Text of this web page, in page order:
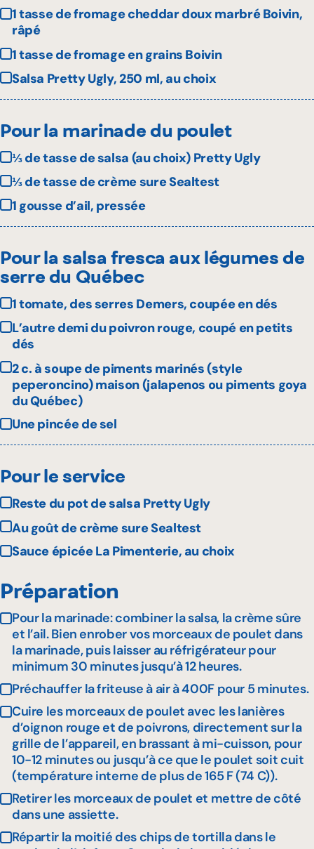
1 tasse de fromage cheddar doux marbré Boivin,
râpé
1 tasse de fromage en grains Boivin
Salsa Pretty Ugly, 250 ml, au choix
Pour la marinade du poulet
⅓ de tasse de salsa (au choix) Pretty Ugly
⅓ de tasse de crème sure Sealtest
1 gousse d’ail, pressée
Pour la salsa fresca aux légumes de
serre du Québec
1 tomate, des serres Demers, coupée en dés
L’autre demi du poivron rouge, coupé en petits
dés
2 c. à soupe de piments marinés (style
peperoncino) maison (jalapenos ou piments goya
du Québec)
Une pincée de sel
Pour le service
Reste du pot de salsa Pretty Ugly
Au goût de crème sure Sealtest
Sauce épicée La Pimenterie, au choix
Préparation
Pour la marinade: combiner la salsa, la crème sûre
et l’ail. Bien enrober vos morceaux de poulet dans
la marinade, puis laisser au réfrigérateur pour
minimum 30 minutes jusqu’à 12 heures.
Préchauffer la friteuse à air à 400F pour 5 minutes.
Cuire les morceaux de poulet avec les lanières
d’oignon rouge et de poivrons, directement sur la
grille de l’appareil, en brassant à mi-cuisson, pour
10-12 minutes ou jusqu’à ce que le poulet soit cuit
(température interne de plus de 165 F (74 C)).
Retirer les morceaux de poulet et mettre de côté
dans une assiette.
Répartir la moitié des chips de tortilla dans le